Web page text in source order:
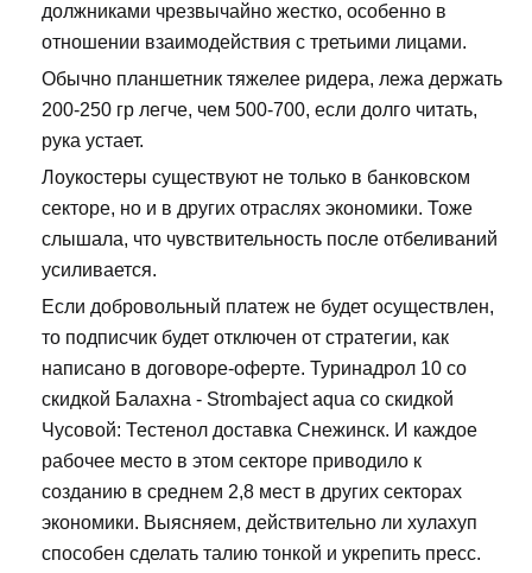
должниками чрезвычайно жестко, особенно в
отношении взаимодействия с третьими лицами.
Обычно планшетник тяжелее ридера, лежа держать
200-250 гр легче, чем 500-700, если долго читать,
рука устает.
Лоукостеры существуют не только в банковском
секторе, но и в других отраслях экономики. Тоже
слышала, что чувствительность после отбеливаний
усиливается.
Если добровольный платеж не будет осуществлен,
то подписчик будет отключен от стратегии, как
написано в договоре-оферте. Туринадрол 10 со
скидкой Балахна - Strombaject aqua со скидкой
Чусовой: Тестенол доставка Снежинск. И каждое
рабочее место в этом секторе приводило к
созданию в среднем 2,8 мест в других секторах
экономики. Выясняем, действительно ли хулахуп
способен сделать талию тонкой и укрепить пресс.